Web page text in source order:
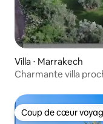
Villa ⋅ Marrakech
Charmante villa
Coup de cœur
Coup de cœur